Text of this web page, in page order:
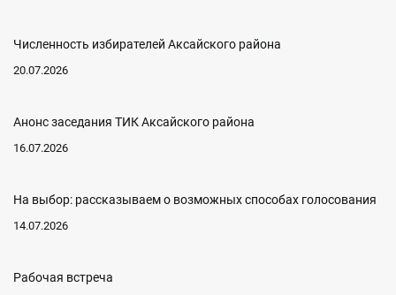
Численность избирателей Аксайского района
20.07.2026
Анонс заседания ТИК Аксайского района
16.07.2026
На выбор: рассказываем о возможных способах голосования
14.07.2026
Рабочая встреча